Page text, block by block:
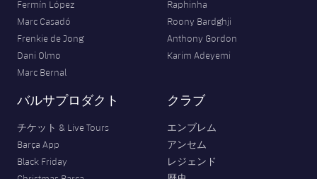
Fermín López
Marc Casadó
Frenkie de Jong
Dani Olmo
Marc Bernal
Raphinha
Roony Bardghji
Anthony Gordon
Karim Adeyemi
バルサプロダクト
チケット & Live Tours
Barça App
Black Friday
クラブ
エンブレム
アンセム
レジェンド